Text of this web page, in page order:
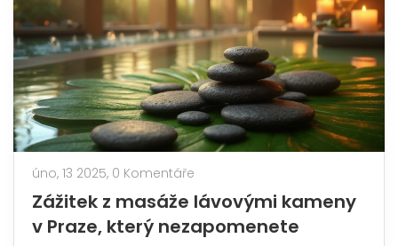
úno, 13 2025, 0 Komentáře
Zážitek z masáže lávovými kameny
v Praze, který nezapomenete